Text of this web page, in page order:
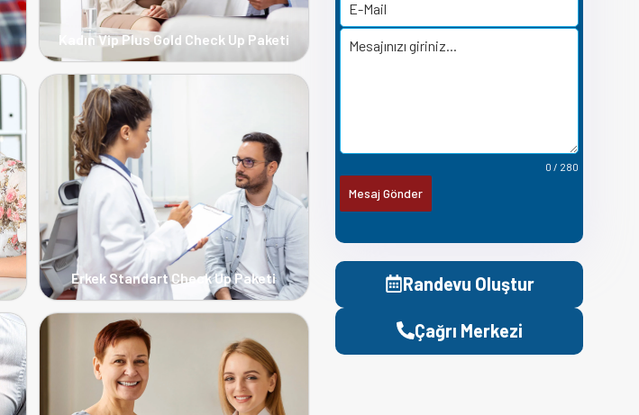
Kadın Vip Plus Gold Check Up Paketi
Erkek Standart Check Up Paketi
0 / 280
Mesaj Gönder
Randevu Oluştur
Çağrı Merkezi